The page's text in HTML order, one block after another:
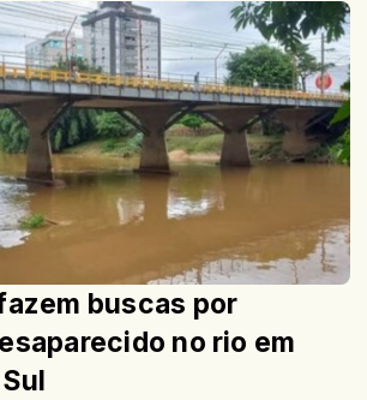
buscas por
no rio em